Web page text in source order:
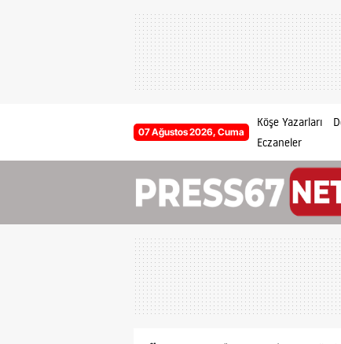
07 Ağustos 2026, Cuma
Köşe Yazarları
Eczaneler